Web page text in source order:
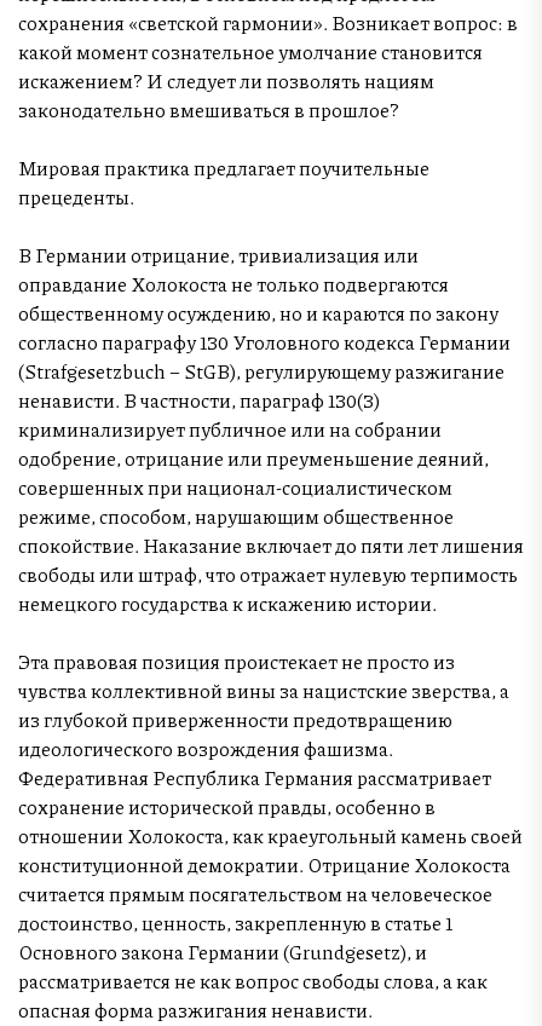
сохранения «светской гармонии». Возникает вопрос: в
какой момент сознательное умолчание становится
искажением? И следует ли позволять нациям
законодательно вмешиваться в прошлое?
Мировая практика предлагает поучительные
прецеденты.
В Германии отрицание, тривиализация или
оправдание Холокоста не только подвергаются
общественному осуждению, но и караются по закону
согласно параграфу 130 Уголовного кодекса Германии
(Strafgesetzbuch – StGB), регулирующему разжигание
ненависти. В частности, параграф 130(3)
криминализирует публичное или на собрании
одобрение, отрицание или преуменьшение деяний,
совершенных при национал-социалистическом
режиме, способом, нарушающим общественное
спокойствие. Наказание включает до пяти лет лишения
свободы или штраф, что отражает нулевую терпимость
немецкого государства к искажению истории.
Эта правовая позиция проистекает не просто из
чувства коллективной вины за нацистские зверства, а
из глубокой приверженности предотвращению
идеологического возрождения фашизма.
Федеративная Республика Германия рассматривает
сохранение исторической правды, особенно в
отношении Холокоста, как краеугольный камень своей
конституционной демократии. Отрицание Холокоста
считается прямым посягательством на человеческое
достоинство, ценность, закрепленную в статье 1
Основного закона Германии (Grundgesetz), и
рассматривается не как вопрос свободы слова, а как
опасная форма разжигания ненависти.